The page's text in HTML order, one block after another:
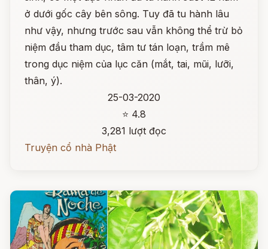
ở dưới gốc cây bên sông. Tuy đã tu hành lâu
như vậy, nhưng trước sau vẫn không thể trừ bỏ
niệm đầu tham dục, tâm tư tán loạn, trầm mê
trong dục niệm của lục căn (mắt, tai, mũi, lưỡi,
thân, ý).
25-03-2020
⭐ 4.8
3,281 lượt đọc
Truyện cổ nhà Phật